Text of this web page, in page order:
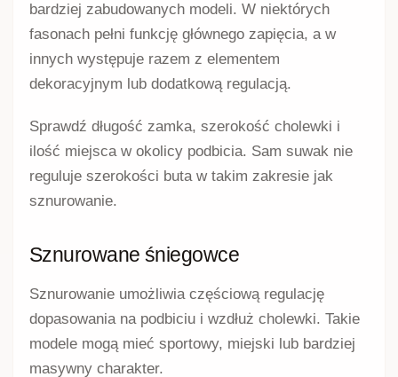
bardziej zabudowanych modeli. W niektórych
fasonach pełni funkcję głównego zapięcia, a w
innych występuje razem z elementem
dekoracyjnym lub dodatkową regulacją.
Sprawdź długość zamka, szerokość cholewki i
ilość miejsca w okolicy podbicia. Sam suwak nie
reguluje szerokości buta w takim zakresie jak
sznurowanie.
Sznurowane śniegowce
Sznurowanie umożliwia częściową regulację
dopasowania na podbiciu i wzdłuż cholewki. Takie
modele mogą mieć sportowy, miejski lub bardziej
masywny charakter.